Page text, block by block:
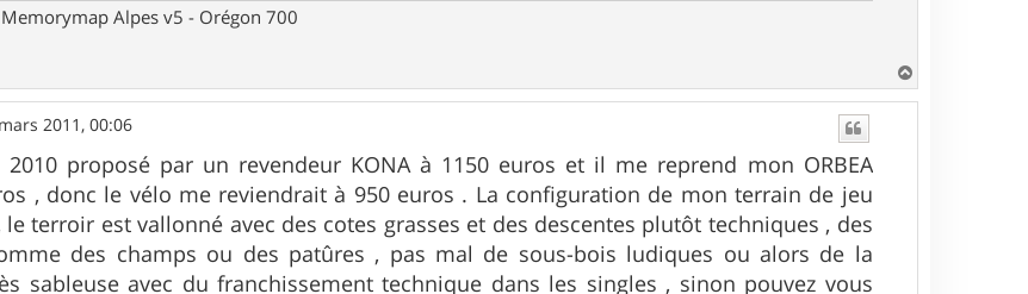
Memorymap Alpes v5 - Orégon 700
a
u
2011, 00:06
2010 proposé par un revendeur KONA à 1150 euros et il me reprend mon ORBEA
, donc le vélo me reviendrait à 950 euros . La configuration de mon terrain de jeu
terroir est vallonné avec des cotes grasses et des descentes plutôt techniques , des
des champs ou des patûres , pas mal de sous-bois ludiques ou alors de la
sableuse avec du franchissement technique dans les singles , sinon pouvez vous